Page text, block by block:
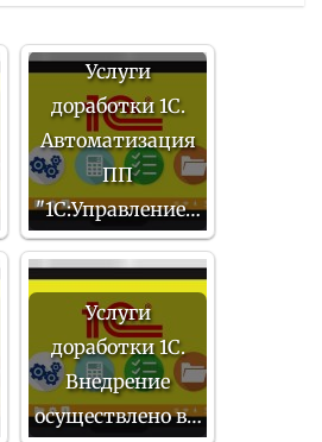
Услуги
доработки 1С.
Автоматизация
ПП
"1С:Управление…
Услуги
доработки 1С.
Внедрение
осуществлено в…